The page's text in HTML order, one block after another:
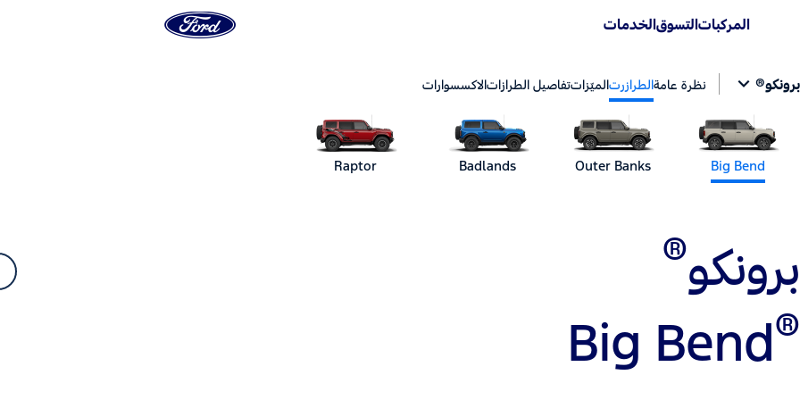
المركباتالتسوقالخدمات
برونكو® نظرة عامةالطرازرتالميّزاتتفاصيل الطرازاتالاكسسوارات
Big Bend
Outer Banks
Badlands
Raptor
برونكو®
®
Big Bend